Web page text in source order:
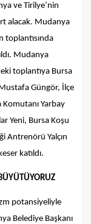
ve Tirilye’nin
alacak. Mudanya
toplantısında
Mudanya
toplantıya Bursa
Güngör, İlçe
Yarbay
Yeni, Bursa Koşu
Antrenörü Yalçın
katıldı.
potansiyeliyle
Belediye Başkanı